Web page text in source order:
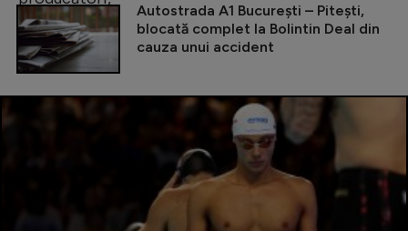
Autostrada A1 București – Pitești,
blocată complet la Bolintin Deal din
cauza unui accident